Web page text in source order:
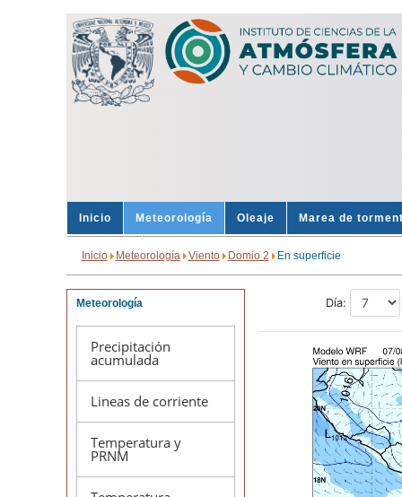
Inicio Meteorología Oleaje Marea de
Sondeos Alertas
Inicio Meteorología Viento Domio 2 En superficie
Meteorología
Precipitación
acumulada
Lineas de corriente
Temperatura y
PRNM